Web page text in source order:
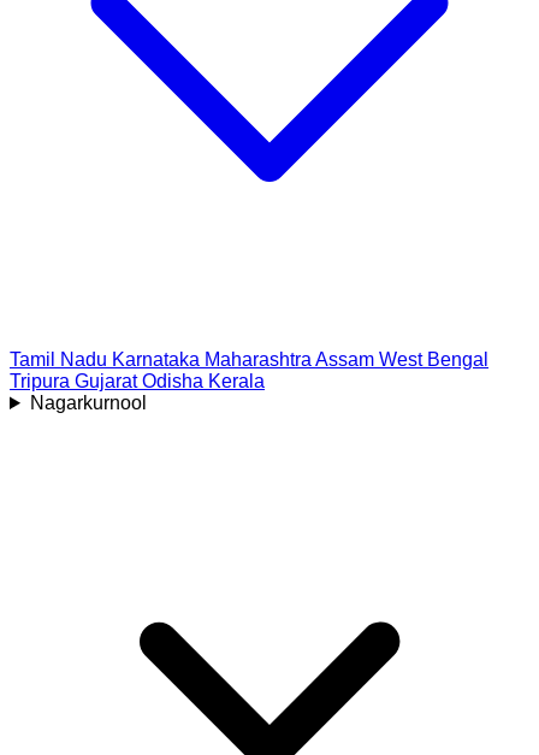
Tamil Nadu Karnataka Maharashtra Assam West Bengal
Tripura Gujarat Odisha Kerala
Nagarkurnool